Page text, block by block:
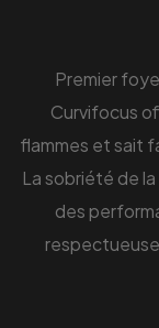
Premier
Curvifocus
flammes et sait
La sobriété de
des